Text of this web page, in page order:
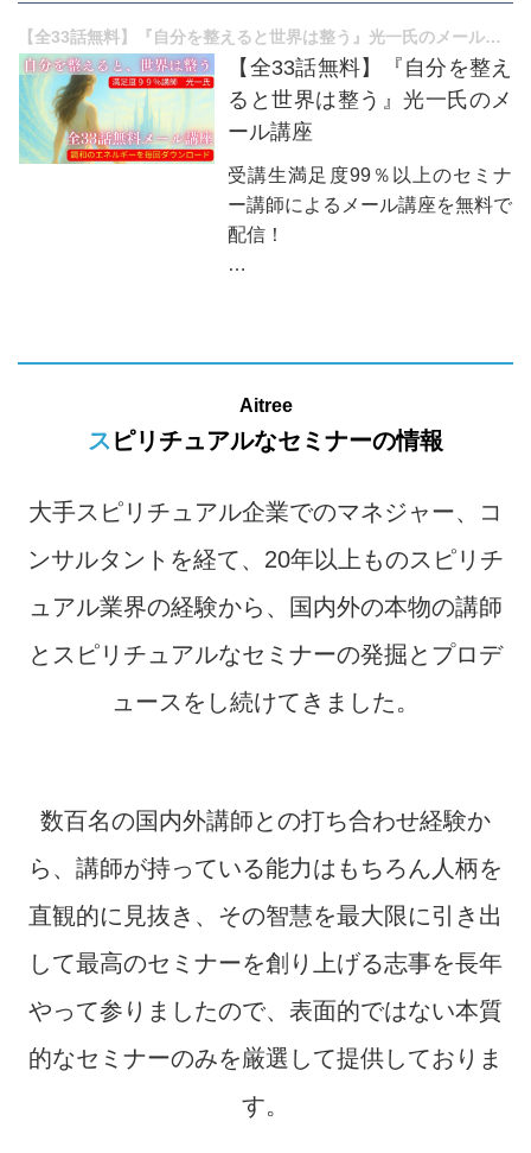
得るのに最適です。読んで取り組
むワークなども多数入っていま
す。 読んだ方からは素晴らしい
との声を多数頂いております。
【全33話無料】『自分を整えると世界は整う』光一氏のメール講座
【全33話無料】『自分を整え
ると世界は整う』光一氏のメ
ール講座
受講生満足度99％以上のセミナ
ー講師によるメール講座を無料で
配信！
Aitree
スピリチュアルなセミナーの情報
大手スピリチュアル企業でのマネジャー、コ
ンサルタントを経て、20年以上ものスピリチ
ュアル業界の経験から、国内外の本物の講師
とスピリチュアルなセミナーの発掘とプロデ
ュースをし続けてきました。
数百名の国内外講師との打ち合わせ経験か
ら、講師が持っている能力はもちろん人柄を
直観的に見抜き、その智慧を最大限に引き出
して最高のセミナーを創り上げる志事を長年
やって参りましたので、表面的ではない本質
的なセミナーのみを厳選して提供しておりま
す。